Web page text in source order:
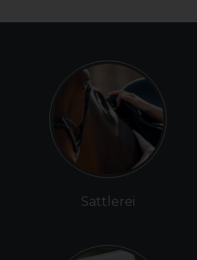
Sattlerei